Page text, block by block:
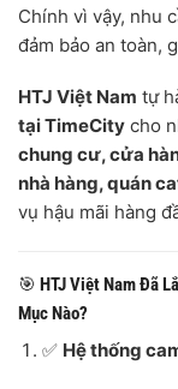
Chính vì vậy, nhu
đảm bảo an toàn,
HTJ Việt Nam tự
tại TimeCity cho
chung cư, cửa
nhà hàng, quán
vụ hậu mãi hàng
🎯 HTJ Việt Nam Đã
Mục Nào?
✅ Hệ thống